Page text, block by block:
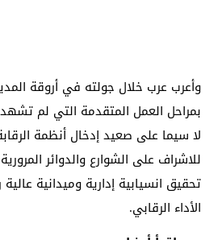
​وأعرب عرب خلال جولته في أروقة
بمراحل العمل المتقدمة التي لم
لا سيما على صعيد إدخال أنظمة
للاشراف على الشوارع والدوائر
تحقيق انسيابية إدارية وميدانية
الأداء الرقابي.